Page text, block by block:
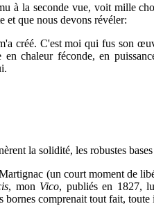
à la seconde vue, voit mille
et que nous devons révéler:
créé. C'est moi qui fus son
chaleur féconde, en
la solidité, les robustes
(un court moment de
, mon Vico, publiés en 1827,
comprenait tout fait, toute